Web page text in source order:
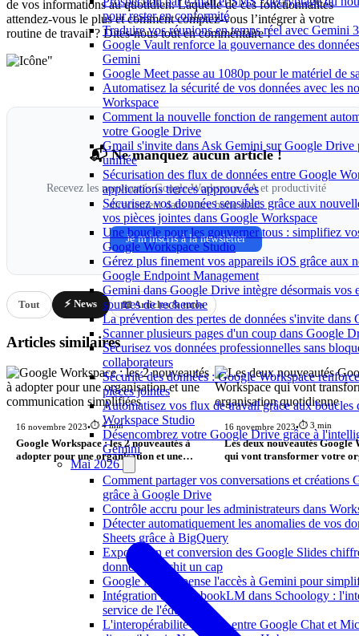
pour rester en conformité
Traduire vos réunions en temps réel avec Gemini
Google Vault renforce la gouvernance des
Gemini
Google Meet passe au 1080p pour le matériel de
Automatisez la sécurité de vos données avec les
Workspace
Comment la nouvelle fonction de rangement
votre Google Drive
Gmail s'invite dans Ask Gemini sur Google Drive
unifiée
Sécurisation des flux de données entre Google
applications tierces approuvées
Sécurisez vos données sensibles grâce aux
vos pièces jointes dans Google Workspace
Une boucle pour les gouverner tous : simplifiez
Google Workspace Studio
Gérez plus finement vos appareils iOS grâce aux
Google Endpoint Management
Gemini dans Google Drive intègre désormais vos
sources de recherche
La prévention des pertes de données s'invite dans
Scanner plusieurs pages d'un coup dans Google
Sécurisez vos données professionnelles sans
collaborateurs
Sécurité des données : Google Workspace
pièces jointes
Automatisez vos flux de travail grâce aux boucles
Workspace Studio
Désencombrez votre Google Drive grâce à
Gemini
Mai 2026
Comment partager vos conversations et créations
grâce à Google Drive
Contrôle accru pour les administrateurs dans
Détecter automatiquement les anomalies de vos
Sheets grâce à BigQuery
Exportation et conversion des Google Slides
données franchit un cap
Google Meet repense l'accès à Gemini pour
Intégration de NotebookLM dans Schoology :
service de l'éducation
L'interopérabilité externe entre Google Chat et
de vos informations au quotidien. Laquelle de ces fonctionnalités
attendez-vous le plus et comment comptez-vous l’intégrer à votre
routine de travail ? Dites-nous tout en commentaire !
"
📬 Ne manquez aucun article !
Recevez les nouveautés Google Workspace, IA et productivité
directement dans votre boîte mail.
Je m'inscris à la newsletter
Tout ⚡ News 📖 Articles & tutos
Articles similaires
16 novembre 2023•⏱️ 4 min
Google Workspace : les 2 nouveautés à
adopter pour une organisation et une
communication simplifiées
16 novembre 2023•⏱️ 3 min
Les deux nouveautés Google
qui vont transformer votre